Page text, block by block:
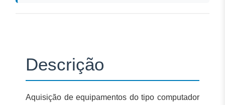
Descrição
Aquisição de equipamentos do tipo computador